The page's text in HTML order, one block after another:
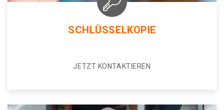
SCHLÜSSELKOPIE
JETZT KONTAKTIEREN